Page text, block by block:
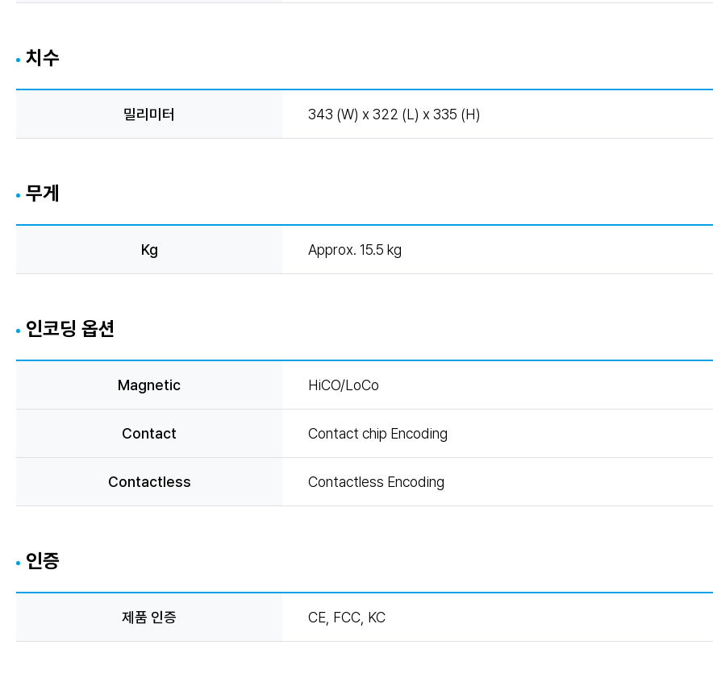
치수
밀리미터 343 (W) x 322 (L) x 335 (H)
무게
Kg Approx. 15.5 kg
인코딩 옵션
Magnetic HiCO/LoCo
Contact Contact chip Encoding
Contactless Contactless Encoding
인증
제품 인증 CE, FCC, KC